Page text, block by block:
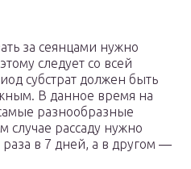
за сеянцами нужно
следует со всей
субстрат должен быть
В данное время на
разнообразные
случае рассаду нужно
раза в 7 дней, а в другом ―